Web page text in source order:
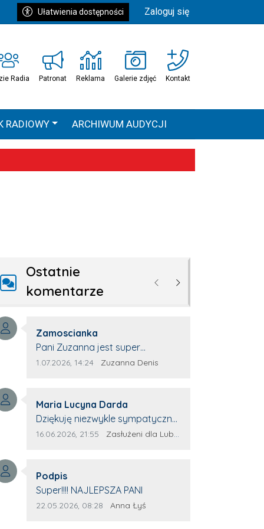
Ułatwienia dostępności Zaloguj się
Radia Patronat Reklama Galerie zdjęć Kontakt
RADIOWY ARCHIWUM AUDYCJI
HEAVEN TOUR
Ostatnie
komentarze
PoprzednieNastępne
Autor komentarza:
Zamoscianka
Treść komentarza:
Pani Zuzanna jest super
specjalistą. Korzystamy z moim
spokojna, cierpliwa.
Data dodania komentarza:
1.07.2026, 14:24 Źródło komentarza:
Zuzanna Denis
Autor komentarza:
Maria Lucyna Darda
Treść komentarza:
Dziękuję niezwykle sympatycznej
Pani redaktor Annie Niderla-
wyrozumiałość dla wyróżnionych
osób, którym trema odbierała
głos.
Data dodania komentarza:
16.06.2026, 21:55 Źródło komentarza:
Zasłużeni dla Lubyczy
Autor komentarza:
Podpis
Treść komentarza:
Super!!!! NAJLEPSZA PANI
Data dodania komentarza:
22.05.2026, 08:28 Źródło komentarza:
Anna Łyś